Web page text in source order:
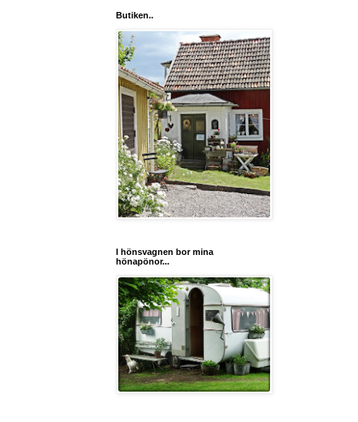
Butiken..
I hönsvagnen bor mina
hönapönor...